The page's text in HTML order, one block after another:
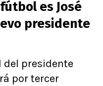
es José
presidente
del presidente
por tercer